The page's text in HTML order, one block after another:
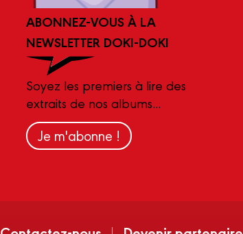
ABONNEZ-VOUS À LA
NEWSLETTER DOKI-DOKI
Soyez les premiers à lire des
extraits de nos albums...
Je m'abonne !